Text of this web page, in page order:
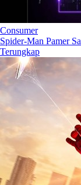
Consumer
Spider-Man Pamer
Terungkap